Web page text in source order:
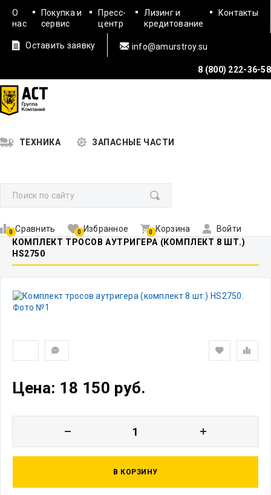
О
нас
Покупка и
сервис
Пресс-
центр
Лизинг и
кредитование
Контакты
Оставить заявку info@amurstroy.su
8 (800) 222-36-58
ТЕХНИКА ЗАПАСНЫЕ ЧАСТИ
0 Сравнить 0 Избранное 0 Корзина
Войти
КОМПЛЕКТ ТРОСОВ АУТРИГЕРА (КОМПЛЕКТ 8 ШТ.)
HS2750
Цена: 18 150 руб.
В КОРЗИНУ